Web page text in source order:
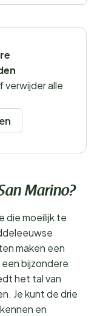
verwijder alle
Marino?
die moeilijk te
maken een
bijzondere
het tal van
Je kunt de drie
en